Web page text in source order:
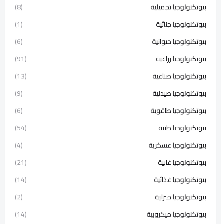
بيوتكنولوجيا تجميلية
(8)
بيوتكنولوجيا جنائية
(1)
بيوتكنولوجيا حيوانية
(6)
بيوتكنولوجيا زراعية
(91)
بيوتكنولوجيا صناعية
(13)
بيوتكنولوجيا صيدلية
(9)
بيوتكنولوجيا طاقوية
(6)
بيوتكنولوجيا طبية
(54)
بيوتكنولوجيا عسكرية
(4)
بيوتكنولوجيا غابية
(21)
بيوتكنولوجيا غذائية
(14)
بيوتكنولوجيا منزلية
(2)
بيوتكنولوجيا ميكروبية
(14)